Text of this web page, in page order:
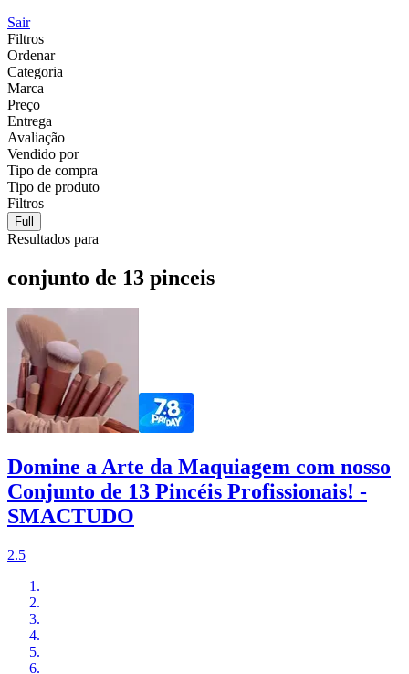
Sair
Filtros
Ordenar
Categoria
Marca
Preço
Entrega
Avaliação
Vendido por
Tipo de compra
Tipo de produto
Filtros
Full
Resultados para
conjunto de 13 pinceis
Domine a Arte da Maquiagem com nosso
Conjunto de 13 Pincéis Profissionais! -
SMACTUDO
2.5